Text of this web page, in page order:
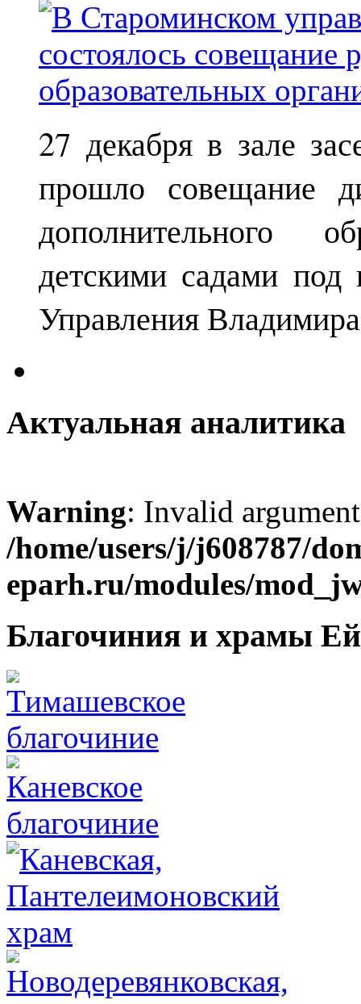
27 декабря в зале
прошло совещание
дополнительного
детскими садами под
Управления
Актуальная аналитика
Warning: Invalid
/home/users/j/j608787/
eparh.ru/modules/
Благочиния и храмы